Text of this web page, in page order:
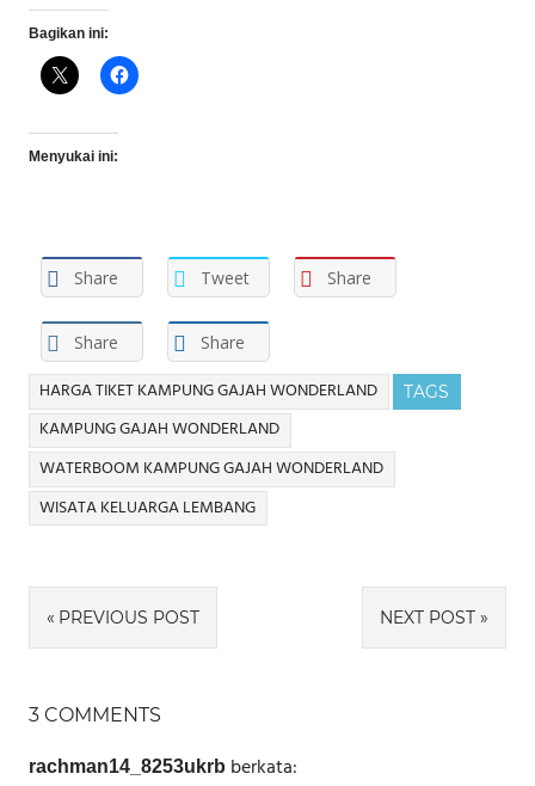
Bagikan ini:
Menyukai ini:
Share Tweet Share
Share Share
TAGS
HARGA TIKET KAMPUNG GAJAH WONDERLAND
KAMPUNG GAJAH WONDERLAND
WATERBOOM KAMPUNG GAJAH WONDERLAND
WISATA KELUARGA LEMBANG
Navigasi
PREVIOUS POST NEXT POST
3 COMMENTS
rachman14_8253ukrb berkata: